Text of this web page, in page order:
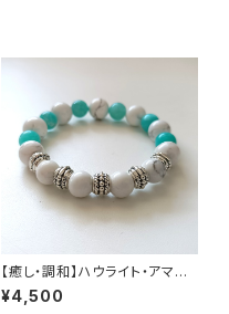
【癒し・調和】ハウライト・アマゾ
ナイトシリカ （石サイズ:10mm）
内径15cm
¥4,500